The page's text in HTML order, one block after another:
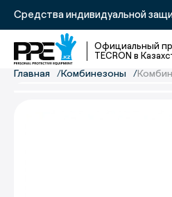
Средства индивидуальной
Официальный
TECRON в
Главная Комбинезоны